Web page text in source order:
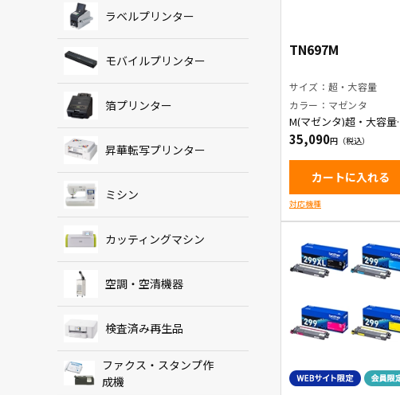
ラベルプリンター
モバイルプリンター
箔プリンター
昇華転写プリンター
ミシン
カッティングマシン
空調・空清機器
検査済み再生品
ファクス・スタンプ作
成機
TN697M
サイズ：超・大容量
カラー：マゼンタ
M(マゼンタ)超・大容量
ナーカートリッジ
35,090
カートに入れる
対応機種